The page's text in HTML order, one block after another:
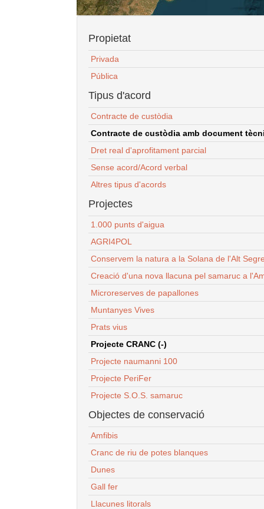
Propietat
Privada
Pública
Tipus d'acord
Contracte de custòdia
Contracte de custòdia amb document
Dret real d'aprofitament parcial
Sense acord/Acord verbal
Altres tipus d'acords
Projectes
1.000 punts d'aigua
AGRI4POL
Conservem la natura a la Solana de l'Alt
Creació d'una nova llacuna pel samaruc a
Microreserves de papallones
Muntanyes Vives
Prats vius
Projecte CRANC (-)
Projecte naumanni 100
Projecte PeriFer
Projecte S.O.S. samaruc
Objectes de conservació
Amfibis
Cranc de riu de potes blanques
Dunes
Gall fer
Llacunes litorals